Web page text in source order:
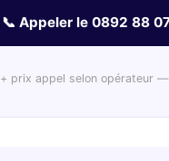
📞 Appeler le 0892 88
prix appel selon opérateur —